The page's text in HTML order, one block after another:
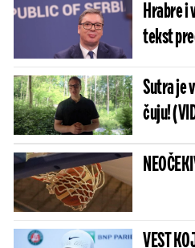
Hrabre i
tekst
Sutra je
čuju!
VEST